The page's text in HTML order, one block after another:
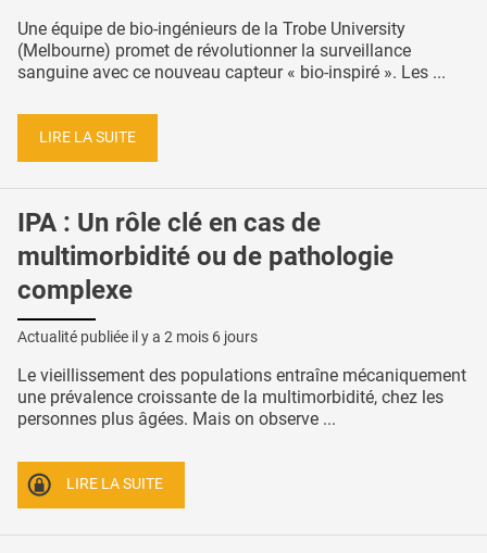
Une équipe de bio-ingénieurs de la Trobe University
(Melbourne) promet de révolutionner la surveillance
sanguine avec ce nouveau capteur « bio-inspiré ». Les ...
LIRE LA SUITE
IPA : Un rôle clé en cas de
multimorbidité ou de pathologie
complexe
Actualité publiée il y a 2 mois 6 jours
Le vieillissement des populations entraîne mécaniquement
une prévalence croissante de la multimorbidité, chez les
personnes plus âgées. Mais on observe ...
LIRE LA SUITE